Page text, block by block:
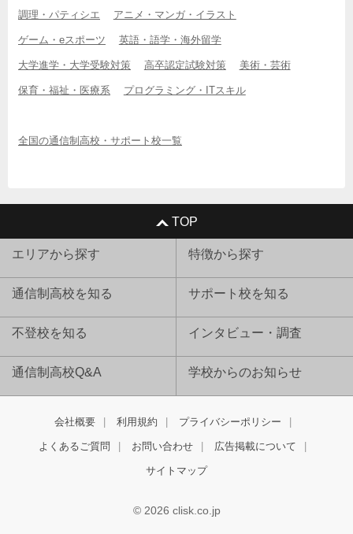
調理・パティシエ アニメ・マンガ・イラスト
ゲーム・eスポーツ 英語・語学・海外留学
大学進学・大学受験対策 高卒認定試験対策 美術・芸術
保育・福祉・医療系 プログラミング・ITスキル
全国の通信制高校・サポート校一覧
TOP
エリアから探す 特徴から探す
通信制高校を知る サポート校を知る
不登校を知る インタビュー・調査
通信制高校Q&A 学校からのお知らせ
会社概要 利用規約 プライバシーポリシー
よくあるご質問 お問い合わせ 広告掲載について
サイトマップ
© 2026 clisk.co.jp